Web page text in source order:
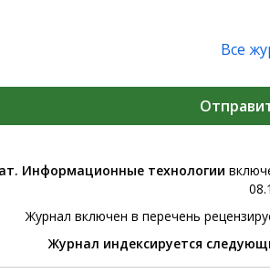
Все
Информационные технологии
Журнал включен в перечень
Журнал индексируется